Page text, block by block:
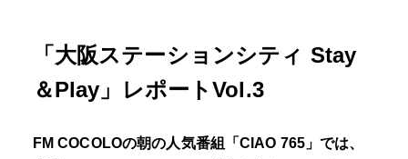
「大阪ステーションシティ Stay
＆Play」レポートVol.3
FM COCOLOの朝の人気番組「CIAO 765」では、